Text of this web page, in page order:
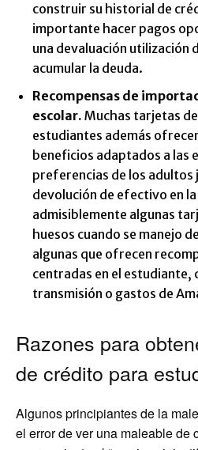
construir su historial de
importante hacer pagos
una devaluación utilización
acumular la deuda.
Recompensas de
escolar. Muchas tarjetas
estudiantes además
beneficios adaptados a las
preferencias de los adultos
devolución de efectivo en la
admisiblemente algunas
huesos cuando se manejo
algunas que ofrecen
centradas en el estudiante,
transmisión o gastos de
Razones para
de crédito para
Algunos principiantes de la
el error de ver una maleable de